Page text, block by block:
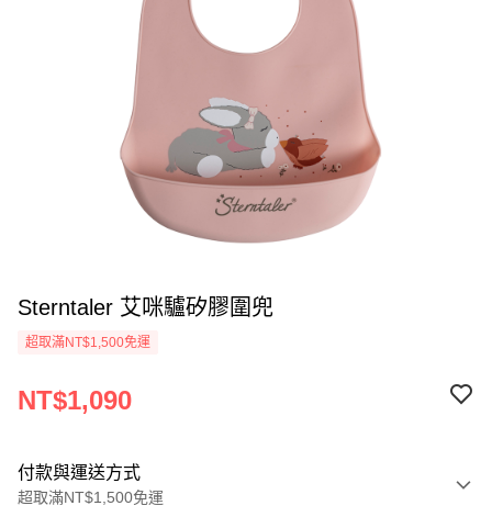
Sterntaler 艾咪驢矽膠圍兜
超取滿NT$1,500免運
NT$1,090
付款與運送方式
超取滿NT$1,500免運